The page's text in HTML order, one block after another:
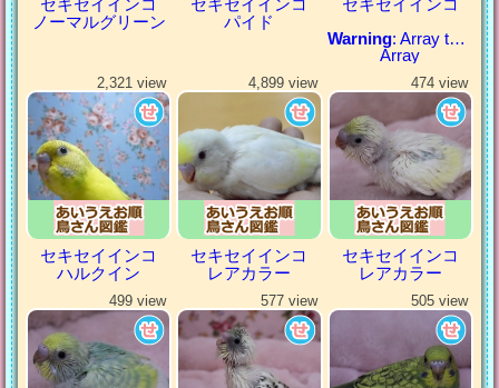
セキセイインコ
ノーマルグリーン
セキセイインコ
パイド
セキセイインコ
Warning: Array to string conversion in
Array
2,321 view
セキセイインコ
ハルクイン
4,899 view
セキセイインコ
レアカラー
474 view
セキセイインコ
レアカラー
499 view 577 view 505 view